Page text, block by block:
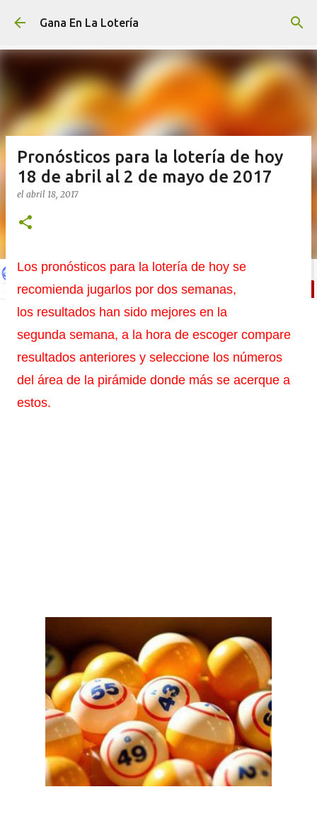
Ir al contenido principal
Gana En La Lotería
Pronósticos para la lotería de hoy
18 de abril al 2 de mayo de 2017
el abril 18, 2017
Los pronósticos para la lotería de hoy se
recomienda jugarlos por dos semanas,
los resultados han sido mejores en la
segunda semana, a la hora de escoger compare
resultados anteriores y seleccione los números
del área de la pirámide donde más se acerque a
estos.